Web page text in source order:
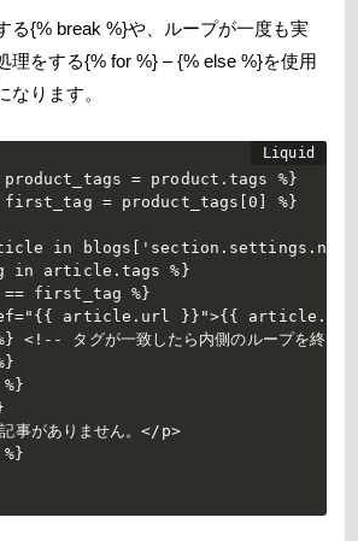
る{% break %}や、ループが一度も実
理をする{% for %} – {% else %}を使用
なります。
product_tags = product.tags %}
first_tag = product_tags[0] %}
in
in article.tags %}
first_tag %}
article.url }}">{{
<!-- タグが一致したら内側のループを終了
事がありません。</p>